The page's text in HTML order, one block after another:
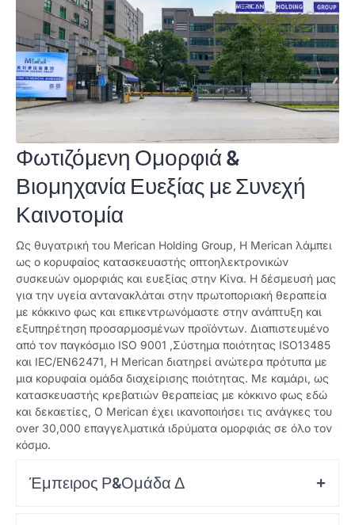
Φωτιζόμενη Ομορφιά &
Βιομηχανία Ευεξίας με Συνεχή
Καινοτομία
Ως θυγατρική του Merican Holding Group, Η Merican λάμπει
ως ο κορυφαίος κατασκευαστής οπτοηλεκτρονικών
συσκευών ομορφιάς και ευεξίας στην Κίνα. Η δέσμευσή μας
για την υγεία αντανακλάται στην πρωτοποριακή θεραπεία
με κόκκινο φως και επικεντρωνόμαστε στην ανάπτυξη και
εξυπηρέτηση προσαρμοσμένων προϊόντων. Διαπιστευμένο
από τον παγκόσμιο ISO 9001 ,Σύστημα ποιότητας ISO13485
και IEC/EN62471, Η Merican διατηρεί ανώτερα πρότυπα με
μια κορυφαία ομάδα διαχείρισης ποιότητας. Με καμάρι, ως
κατασκευαστής κρεβατιών θεραπείας με κόκκινο φως εδώ
και δεκαετίες, Ο Merican έχει ικανοποιήσει τις ανάγκες του
over 30,000 επαγγελματικά ιδρύματα ομορφιάς σε όλο τον
κόσμο.
Έμπειρος Ρ&Ομάδα Δ